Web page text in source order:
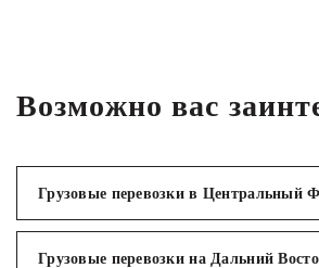
Возможно вас
Грузовые перевозки в Центральный
Грузовые перевозки на Дальний